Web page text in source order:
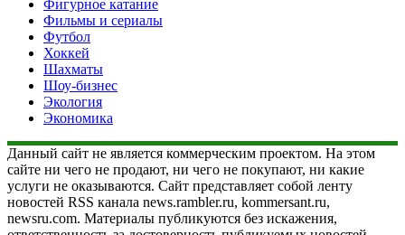
Фигурное катание
Фильмы и сериалы
Футбол
Хоккей
Шахматы
Шоу-бизнес
Экология
Экономика
Данный сайт не является коммерческим проектом. На этом
сайте ни чего не продают, ни чего не покупают, ни какие
услуги не оказываются. Сайт представляет собой ленту
новостей RSS канала news.rambler.ru, kommersant.ru,
newsru.com. Материалы публикуются без искажения,